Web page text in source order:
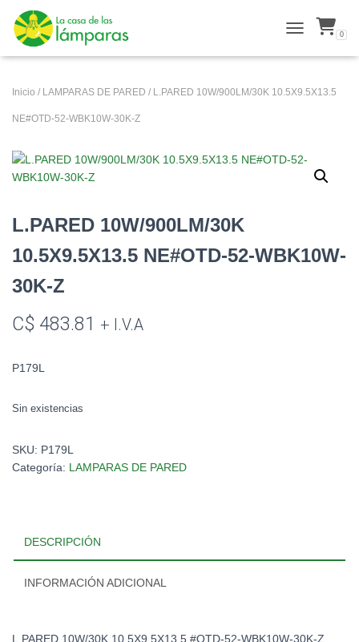
ALTERNAR
0
Inicio / LAMPARAS DE PARED / L.PARED 10W/900LM/30K 10.5X9.5X13.5
NE#OTD-52-WBK10W-30K-Z
L.PARED 10W/900LM/30K
10.5X9.5X13.5 NE#OTD-52-WBK10W-
30K-Z
C$ 483.81 + I.V.A
P179L
Sin existencias
SKU: P179L
Categoría: LAMPARAS DE PARED
DESCRIPCIÓN
INFORMACIÓN ADICIONAL
L.PARED 10W/30K 10.5X9.5X13.5 #OTD-52-WBK10W-30K-Z